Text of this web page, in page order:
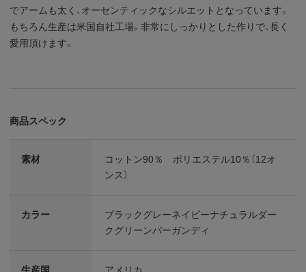
でアームも太く、オーセンティックなシルエットとなっています。
もちろん生産は米国自社工場。非常にしっかりとした作りで、長く
愛用頂けます。
商品スペック
素材
コットン90％ ポリエステル10％（12オ
ンス）
カラー
ブラックグレーネイビーナチュラルダー
クグリーンバーガンディ
生産国 アメリカ